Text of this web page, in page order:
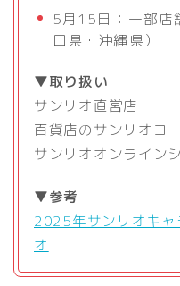
5月15日：一部店
口県・沖縄県）
▼取り扱い
サンリオ直営店
百貨店のサンリオコ
サンリオオンライン
▼参考
2025年サンリオキャ
オ